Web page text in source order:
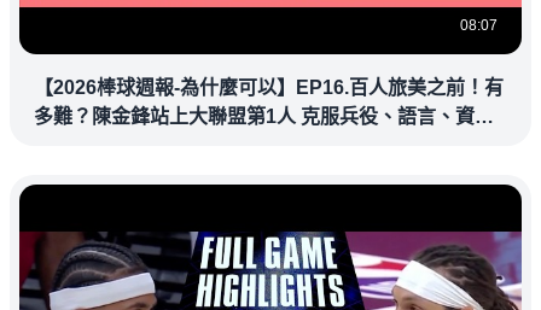
08:07
【2026棒球週報-為什麼可以】EP16.百人旅美之前！有
多難？陳金鋒站上大聯盟第1人 克服兵役、語言、資訊